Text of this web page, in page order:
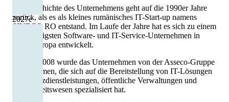
2027e
Die Geschichte des Unternehmens geht auf die 1990er Jahre
zurück, als es als kleines rumänisches IT-Start-up namens
SIVECO RO entstand. Im Laufe der Jahre hat es sich zu einem
der wichtigsten Software- und IT-Service-Unternehmen in
Südosteuropa entwickelt.
Im Jahr 2008 wurde das Unternehmen von der Asseco-Gruppe
übernommen, die sich auf die Bereitstellung von IT-Lösungen
für Finanzdienstleistungen, öffentliche Verwaltungen und
Gesundheitswesen spezialisiert hat.